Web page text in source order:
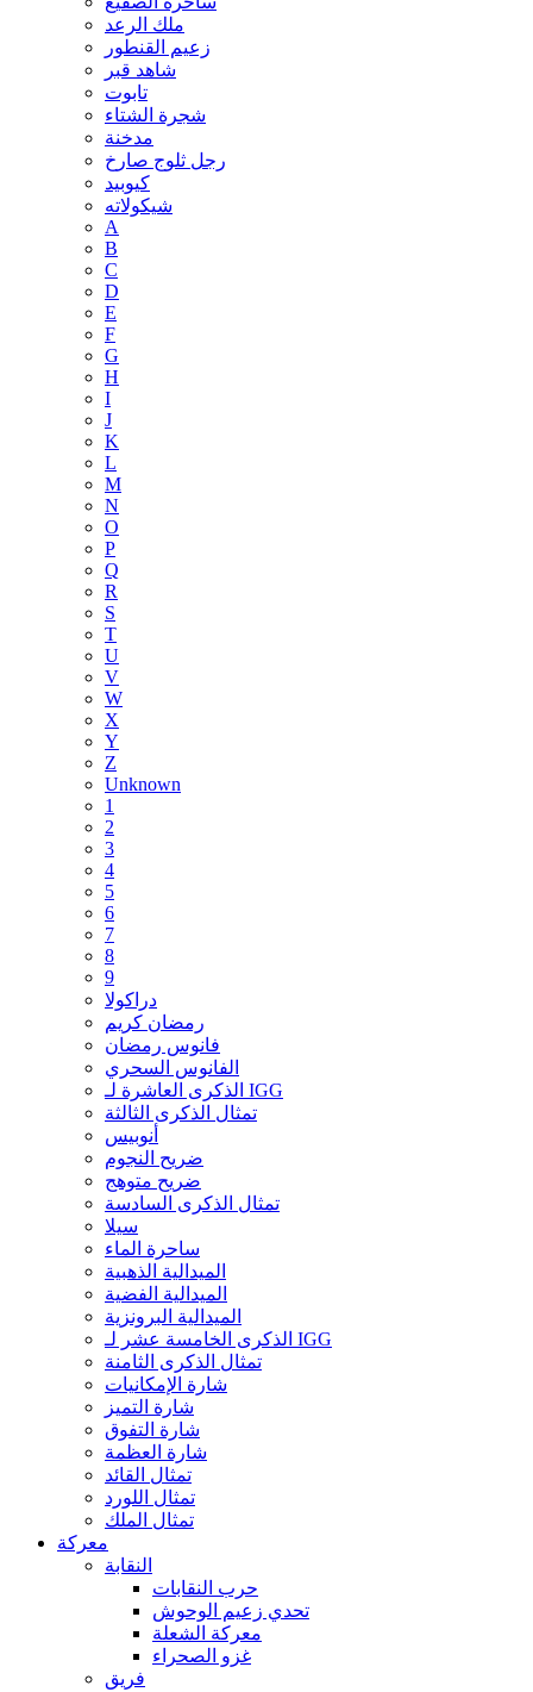
ملك الرعد
زعيم القنطور
شاهد قبر
تابوت
شجرة الشتاء
مدخنة
رجل ثلوج صارخ
كيوبيد
شيكولاته
A
B
C
D
E
F
G
H
I
J
K
L
M
N
O
P
Q
R
S
T
U
V
W
X
Y
Z
Unknown
1
2
3
4
5
6
7
8
9
دراكولا
رمضان كريم
فانوس رمضان
الفانوس السحري
الذكرى العاشرة لـ IGG
تمثال الذكرى الثالثة
أنوبيس
ضريح النجوم
ضريح متوهج
تمثال الذكرى السادسة
سيلا
ساحرة الماء
الميدالية الذهبية
الميدالية الفضية
الميدالية البرونزية
الذكرى الخامسة عشر لـ IGG
تمثال الذكرى الثامنة
شارة الإمكانيات
شارة التميز
شارة التفوق
شارة العظمة
تمثال القائد
تمثال اللورد
تمثال الملك
معركة
النقابة
حرب النقابات
تحدي زعيم الوحوش
معركة الشعلة
غزو الصحراء
فريق